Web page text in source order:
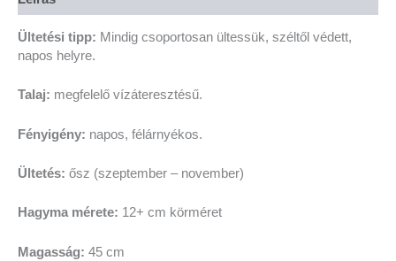
Ültetési tipp: Mindig csoportosan ültessük, széltől védett,
napos helyre.
Talaj: megfelelő vízáteresztésű.
Fényigény: napos, félárnyékos.
Ültetés: ősz (szeptember – november)
Hagyma mérete: 12+ cm körméret
Magasság: 45 cm